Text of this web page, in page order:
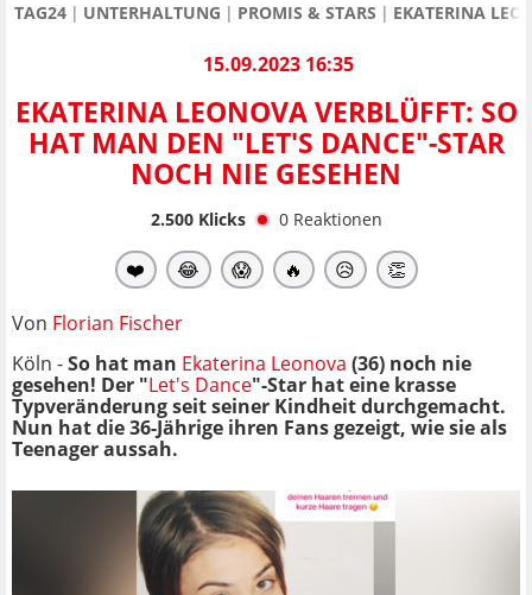
TAG24 UNTERHALTUNG PROMIS & STARS EKATERINA
15.09.2023 16:35
EKATERINA LEONOVA VERBLÜFFT: SO
HAT MAN DEN "LET'S DANCE"-STAR
NOCH NIE GESEHEN
2.500Klicks 0 Reaktionen
❤️ 😂 😱 🔥 😥 👏
Von Florian Fischer
Köln -So hat man Ekaterina Leonova (36) noch nie
gesehen! Der "Let's Dance"-Star hat eine krasse
Typveränderung seit seiner Kindheit durchgemacht.
Nun hat die 36-Jährige ihren Fans gezeigt, wie sie als
Teenager aussah.